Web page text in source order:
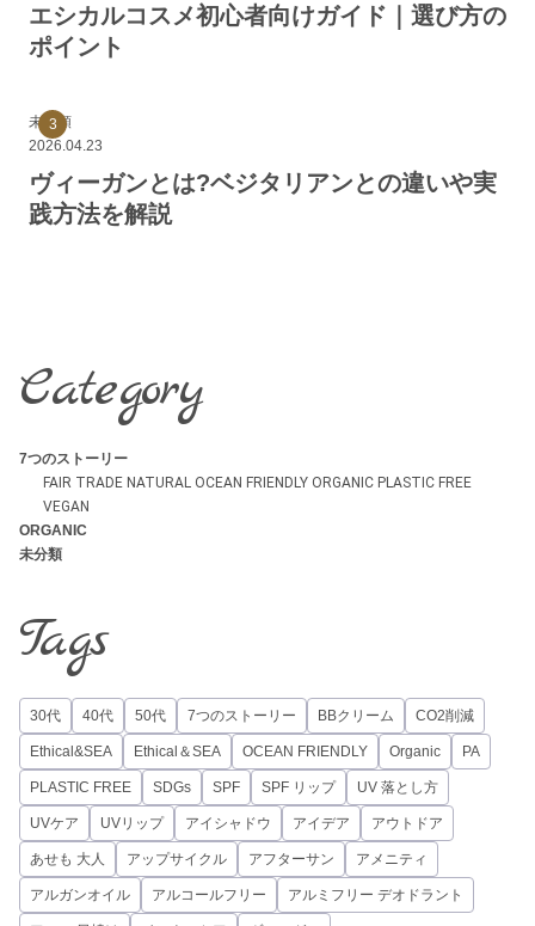
エシカルコスメ初心者向けガイド｜選び方の
ポイント
未分類
2026.04.23
ヴィーガンとは?ベジタリアンとの違いや実
践方法を解説
Category
7つのストーリー
FAIR TRADE NATURAL OCEAN FRIENDLY ORGANIC PLASTIC FREE
VEGAN
ORGANIC
未分類
Tags
30代 40代 50代 7つのストーリー BBクリーム CO2削減
Ethical&SEA Ethical＆SEA OCEAN FRIENDLY Organic PA
PLASTIC FREE SDGs SPF SPF リップ UV 落とし方
UVケア UVリップ アイシャドウ アイデア アウトドア
あせも 大人 アップサイクル アフターサン アメニティ
アルガンオイル アルコールフリー アルミフリー デオドラント